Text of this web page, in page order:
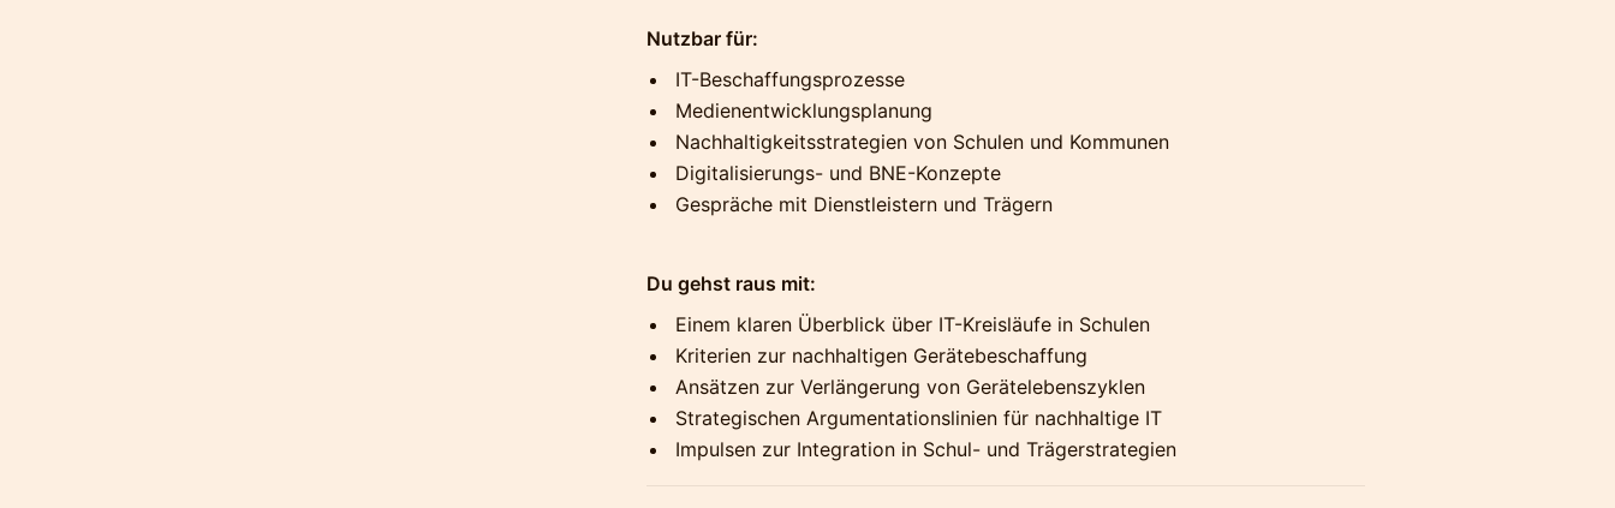
Nutzbar für:
IT-Beschaffungsprozesse
Medienentwicklungsplanung
Nachhaltigkeitsstrategien von Schulen und Kommunen
Digitalisierungs- und BNE-Konzepte
Gespräche mit Dienstleistern und Trägern
Du gehst raus mit:
Einem klaren Überblick über IT-Kreisläufe in Schulen
Kriterien zur nachhaltigen Gerätebeschaffung
Ansätzen zur Verlängerung von Gerätelebenszyklen
Strategischen Argumentationslinien für nachhaltige IT
Impulsen zur Integration in Schul- und Trägerstrategien